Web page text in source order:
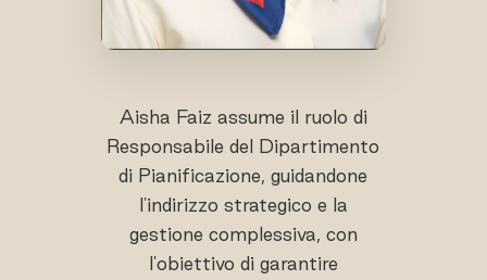
Aisha Faiz assume il ruolo di
Responsabile del Dipartimento
di Pianificazione, guidandone
l'indirizzo strategico e la
gestione complessiva, con
l'obiettivo di garantire